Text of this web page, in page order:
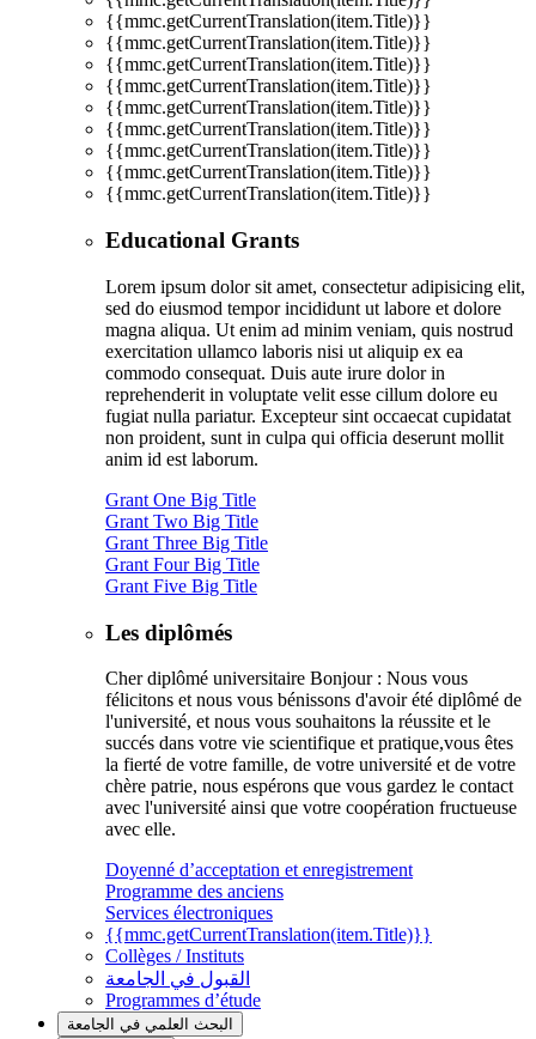
{{mmc.getCurrentTranslation(item.Title)}}
{{mmc.getCurrentTranslation(item.Title)}}
{{mmc.getCurrentTranslation(item.Title)}}
{{mmc.getCurrentTranslation(item.Title)}}
{{mmc.getCurrentTranslation(item.Title)}}
{{mmc.getCurrentTranslation(item.Title)}}
{{mmc.getCurrentTranslation(item.Title)}}
{{mmc.getCurrentTranslation(item.Title)}}
{{mmc.getCurrentTranslation(item.Title)}}
Educational Grants
Lorem ipsum dolor sit amet, consectetur adipisicing elit,
sed do eiusmod tempor incididunt ut labore et dolore
magna aliqua. Ut enim ad minim veniam, quis nostrud
exercitation ullamco laboris nisi ut aliquip ex ea
commodo consequat. Duis aute irure dolor in
reprehenderit in voluptate velit esse cillum dolore eu
fugiat nulla pariatur. Excepteur sint occaecat cupidatat
non proident, sunt in culpa qui officia deserunt mollit
anim id est laborum.
Grant One Big Title
Grant Two Big Title
Grant Three Big Title
Grant Four Big Title
Grant Five Big Title
Les diplômés
Cher diplômé universitaire Bonjour : Nous vous
félicitons et nous vous bénissons d'avoir été diplômé de
l'université, et nous vous souhaitons la réussite et le
succés dans votre vie scientifique et pratique,vous êtes
la fierté de votre famille, de votre université et de votre
chère patrie, nous espérons que vous gardez le contact
avec l'université ainsi que votre coopération fructueuse
avec elle.
Doyenné d’acceptation et enregistrement
Programme des anciens
Services électroniques
{{mmc.getCurrentTranslation(item.Title)}}
Collèges / Instituts
القبول في الجامعة
Programmes d’étude
البحث العلمي في الجامعة